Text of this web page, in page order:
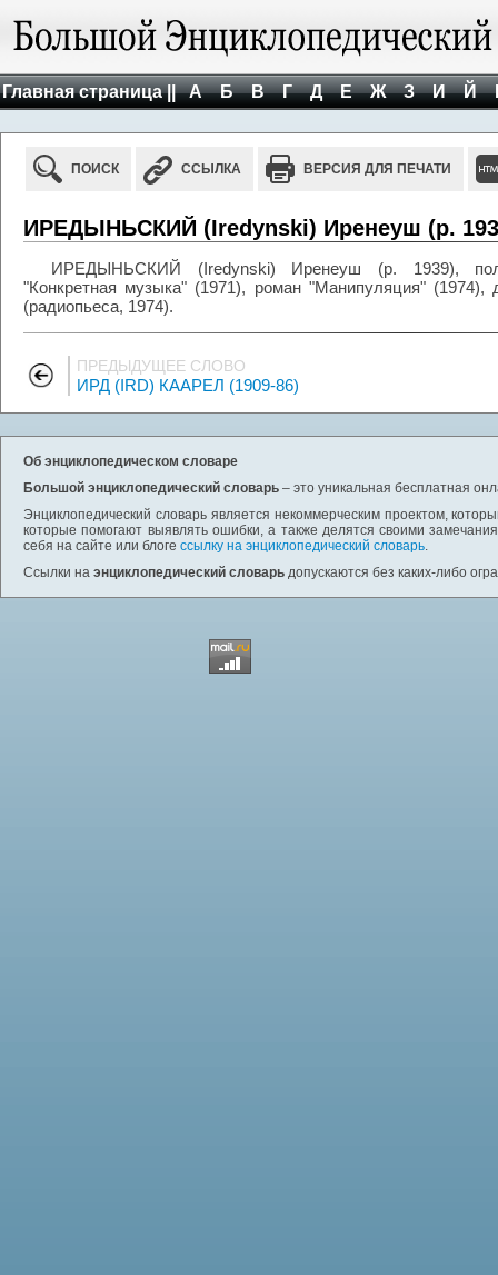
Главная страница || А Б В Г Д Е Ж З И Й
ПОИСК ССЫЛКА ВЕРСИЯ ДЛЯ ПЕЧАТИ
ИРЕДЫНЬСКИЙ (Iredynski) Иренеуш (р.
ИРЕДЫНЬСКИЙ (Iredynski) Иренеуш (р. 1939),
"Конкретная музыка" (1971), роман "Манипуляция"
(радиопьеса, 1974).
ПРЕДЫДУЩЕЕ СЛОВО
ИРД (IRD) КААРЕЛ (1909-86)
Об энциклопедическом словаре
Большой энциклопедический словарь – это уникальная бесплатная
Энциклопедический словарь является некоммерческим проектом,
которые помогают выявлять ошибки, а также делятся своими
себя на сайте или блоге ссылку на энциклопедический словарь.
Ссылки на энциклопедический словарь допускаются без каких-либо